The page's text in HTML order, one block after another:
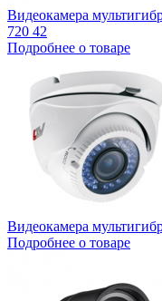
Видеокамера
720 42
Подробнее о товаре
Видеокамера
Подробнее о товаре